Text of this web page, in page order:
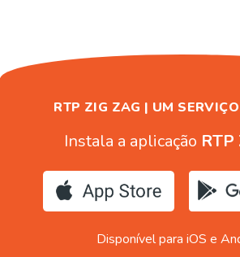
RTP ZIG ZAG | UM
Instala a aplicação RTP
Disponível para iOS e